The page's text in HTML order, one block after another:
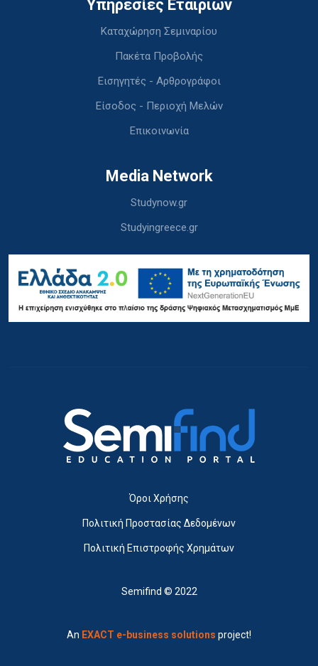
Υπηρεσίες Εταιριών
Καταχώρηση Σεμιναρίου
Πακέτα Προβολής
Εισηγητές - Αρθρογράφοι
Είσοδος - Περιοχή Μελών
Επικοινωνία
Media Network
Studynow.gr
Studyingreece.gr
Όροι Χρήσης
Πολιτική Προστασίας Δεδομένων
Πολιτική Επιστροφής Χρημάτων
Semifind © 2022
An EXACT e-business solutions project!